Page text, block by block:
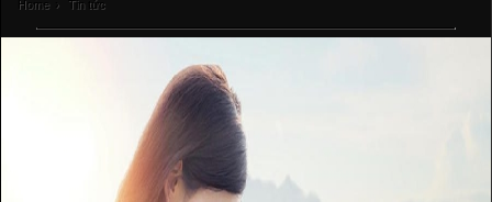
Home › Tin tức